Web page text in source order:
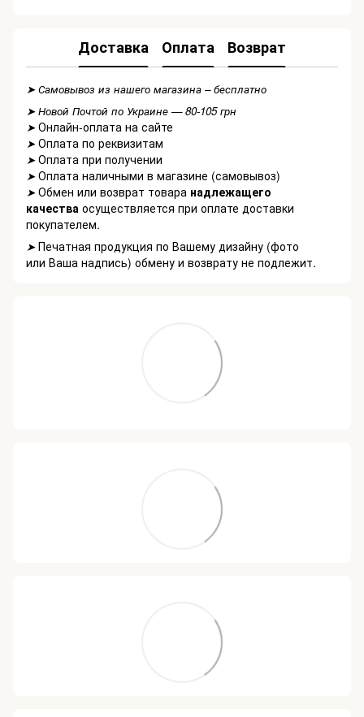
Доставка Оплата Возврат
➤ Самовывоз из нашего магазина – бесплатно
➤ Новой Почтой по Украине — 80-105 грн
➤Онлайн-оплата на сайте
➤Оплата по реквизитам
➤Оплата при получении
➤Оплата наличными в магазине (самовывоз)
➤Обмен или возврат товара надлежащего
качества осуществляется при оплате доставки
покупателем.
➤Печатная продукция по Вашему дизайну (фото
или Ваша надпись) обмену и возврату не подлежит.